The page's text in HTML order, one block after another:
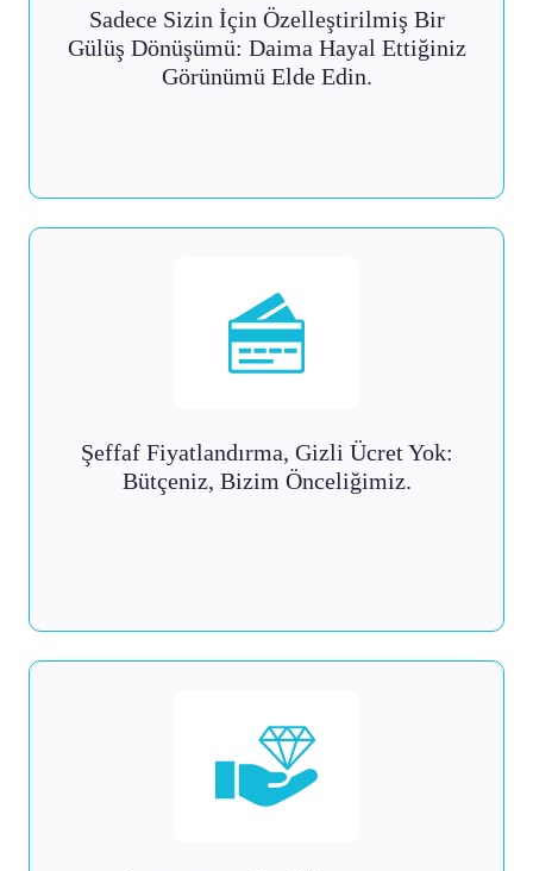
Sadece Sizin İçin Özelleştirilmiş Bir
Gülüş Dönüşümü: Daima Hayal Ettiğiniz
Görünümü Elde Edin.
Şeffaf Fiyatlandırma, Gizli Ücret Yok:
Bütçeniz, Bizim Önceliğimiz.